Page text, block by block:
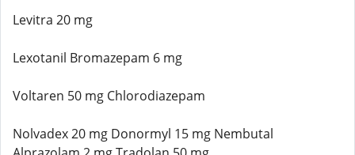
Levitra 20 mg
Lexotanil Bromazepam 6 mg
Voltaren 50 mg Chlorodiazepam
Nolvadex 20 mg Donormyl 15 mg Nembutal